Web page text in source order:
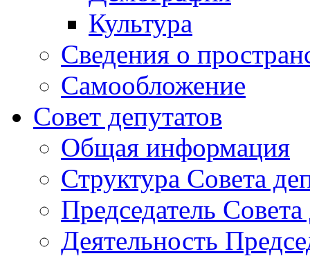
Культура
Сведения о
Самообложение
Совет депутатов
Общая информация
Структура Совета
Председатель Совета
Деятельность